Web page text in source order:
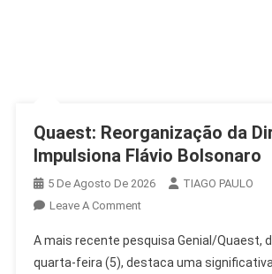
Quaest: Reorganização da
Impulsiona Flávio Bolsonaro
5 De Agosto De 2026
TIAGO PAULO
Leave A CommentOn
Reorganização
Da
A mais recente pesquisa Genial/Quaest,
quarta-feira (5), destaca uma